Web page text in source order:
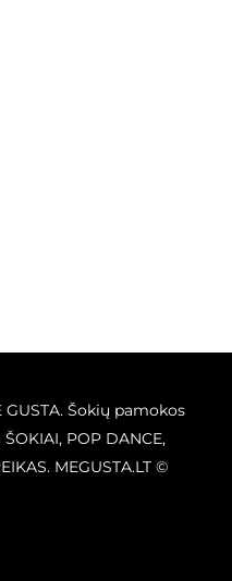
Šokių pamokos
POP DANCE,
MEGUSTA.LT ©